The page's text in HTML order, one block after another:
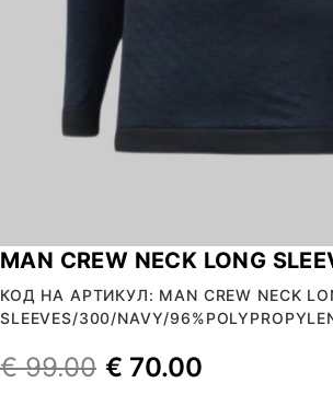
MAN CREW NECK LONG
КОД НА АРТИКУЛ: MAN CREW NECK
SLEEVES/300/NAVY/
€99.00 € 70.00